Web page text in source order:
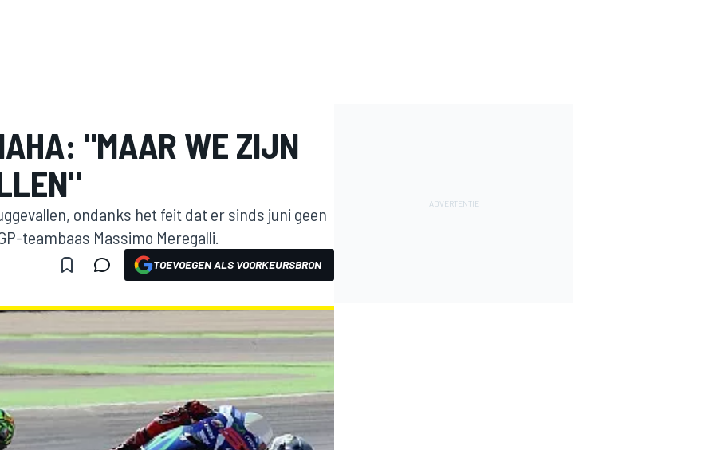
"MAAR WE ZIJN
ondanks het feit dat er sinds juni geen
teambaas Massimo Meregalli.
TOEVOEGEN ALS VOORKEURSBRON